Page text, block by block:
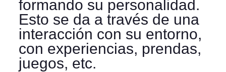
formando su personalidad.
Esto se da a través de una
interacción con su entorno,
con experiencias, prendas,
juegos, etc.